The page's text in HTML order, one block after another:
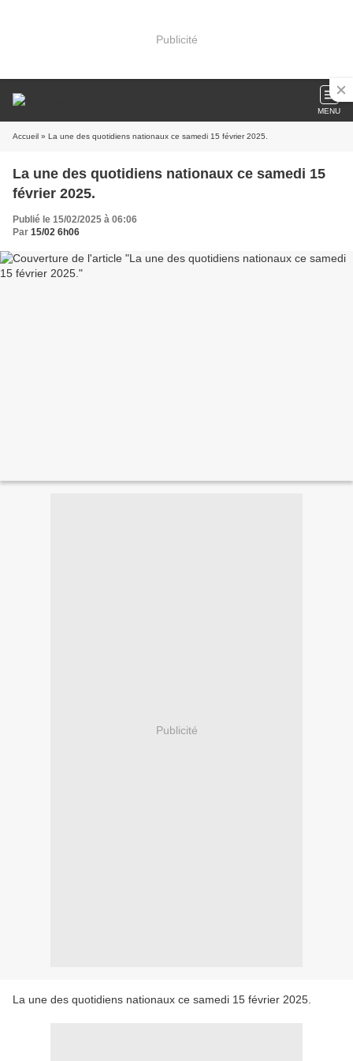
Publicité
MENU
Accueil » La une des quotidiens nationaux ce samedi 15 février 2025.
La une des quotidiens nationaux ce samedi 15
février 2025.
Publié le 15/02/2025 à 06:06
Par 15/02 6h06
Publicité
La une des quotidiens nationaux ce samedi 15 février 2025.